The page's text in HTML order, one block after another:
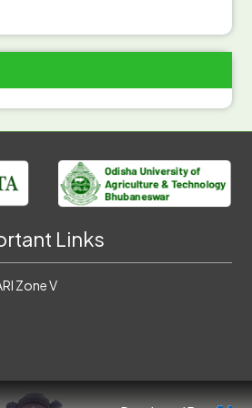
ଲଙ୍କା ଏବଂ କ୍ୟାପ୍ସିକମ ଲଗାଇବାର
|
ଟମାଟୋ ଲଗାଇବା ପାଇଁ ଉପଯୁକ୍ତ ସମୟ
କିସମ ଯଥା ଅର୍କ ରକ୍ଷକ , ଅର୍କ ସମ୍ରାଟ ଆଦି
150-200 ଗ୍ରାମ ବିହନ ବ୍ୟବହାର କରନ୍ତୁ |
ଫସଲ ରେ ଫୁଲ ଧରିବା ବେଳେ ବାଘୁଆ ପୋକ
Links
Zone V